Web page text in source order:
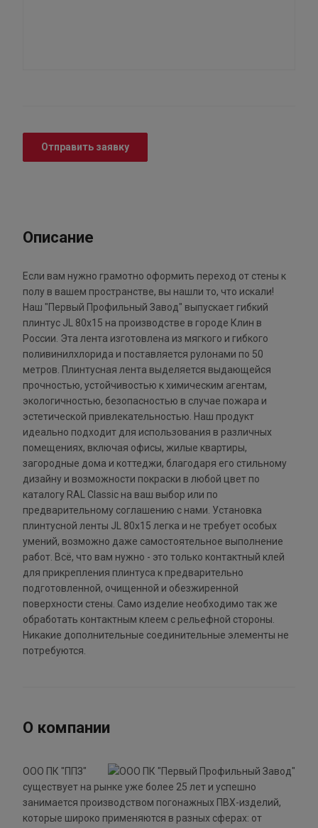
Отправить заявку
Описание
Если вам нужно грамотно оформить переход от стены к
полу в вашем пространстве, вы нашли то, что искали!
Наш "Первый Профильный Завод" выпускает гибкий
плинтус JL 80х15 на производстве в городе Клин в
России. Эта лента изготовлена из мягкого и гибкого
поливинилхлорида и поставляется рулонами по 50
метров. Плинтусная лента выделяется выдающейся
прочностью, устойчивостью к химическим агентам,
экологичностью, безопасностью в случае пожара и
эстетической привлекательностью. Наш продукт
идеально подходит для использования в различных
помещениях, включая офисы, жилые квартиры,
загородные дома и коттеджи, благодаря его стильному
дизайну и возможности покраски в любой цвет по
каталогу RAL Classic на ваш выбор или по
предварительному соглашению с нами. Установка
плинтусной ленты JL 80х15 легка и не требует особых
умений, возможно даже самостоятельное выполнение
работ. Всё, что вам нужно - это только контактный клей
для прикрепления плинтуса к предварительно
подготовленной, очищенной и обезжиренной
поверхности стены. Само изделие необходимо так же
обработать контактным клеем с рельефной стороны.
Никакие дополнительные соединительные элементы не
потребуются.
О компании
ООО ПК "ППЗ"
существует на рынке уже более 25 лет и успешно
занимается производством погонажных ПВХ-изделий,
которые широко применяются в разных сферах: от